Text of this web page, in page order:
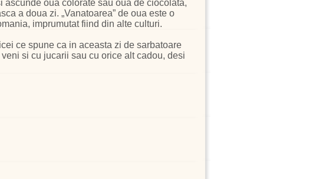
ascunde oua colorate sau oua de ciocolata,
a doua zi. „Vanatoarea” de oua este o
imprumutat fiind din alte culturi.
ce spune ca in aceasta zi de sarbatoare
si cu jucarii sau cu orice alt cadou, desi